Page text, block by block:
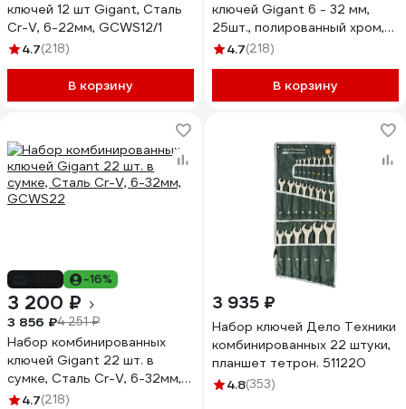
ключей 12 шт Gigant, Сталь
Cr-V, 6-22мм, GCWS12/1
4.7(218)
В корзину
ключей Gigant 6 - 32 мм,
25шт., полированный хром,
Сталь Cr-V, 6-32мм,
4.7(218)
В корзину
-16%
3 200 ₽
3 856 ₽4 251 ₽
Набор комбинированных
ключей Gigant 22 шт. в
сумке, Сталь Cr-V, 6-32мм,
GCWS22
4.7(218)
3 935 ₽
Набор ключей Дело Техники
комбинированных 22 штуки,
планшет тетрон. 511220
4.8(353)